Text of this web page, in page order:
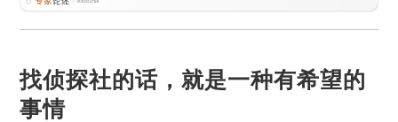
找侦探社的话，就是一种有希望的
事情